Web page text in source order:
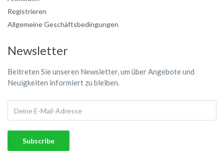
Registrieren
Allgemeine Geschäftsbedingungen
Newsletter
Beitreten Sie unseren Newsletter, um über Angebote und
Neuigkeiten informiert zu bleiben.